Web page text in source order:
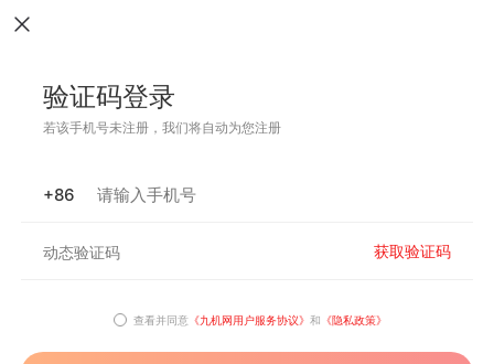
验证码登录
若该手机号未注册，我们将自动为您注册
+86
获取验证码
查看并同意 《九机网用户服务协议》 和 《隐私政策》